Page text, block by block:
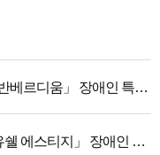
「인천 청라 A3블록 호반베르디움」 장애인 특별공급 안내
「안성 공도 우방아이유쉘 에스티지」 장애인 특별공급 안내